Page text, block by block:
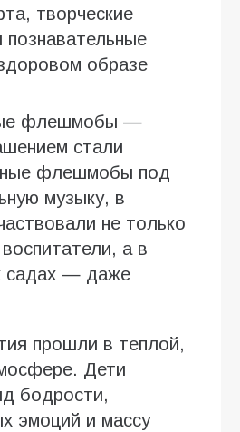
творческие
познавательные
образе
флешмобы —
стали
флешмобы под
музыку, в
не только
а в
садах — даже
прошли в теплой,
Дети
бодрости,
эмоций и массу